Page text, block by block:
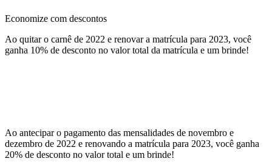
Economize com descontos
Ao quitar o carnê de 2022 e renovar a matrícula para 2023, você
ganha 10% de desconto no valor total da matrícula e um brinde!
Ao antecipar o pagamento das mensalidades de novembro e
dezembro de 2022 e renovando a matrícula para 2023, você ganha
20% de desconto no valor total e um brinde!